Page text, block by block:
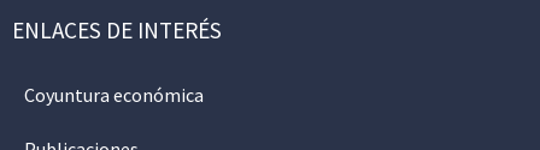
ENLACES DE INTERÉS
Coyuntura económica